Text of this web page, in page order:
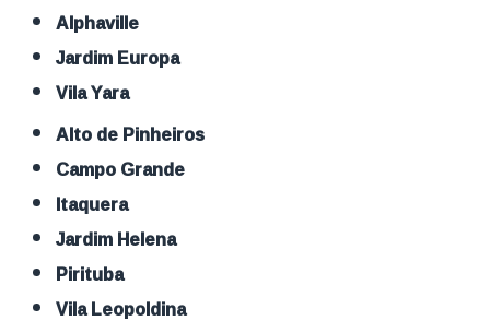
Alphaville
Jardim Europa
Vila Yara
Alto de Pinheiros
Campo Grande
Itaquera
Jardim Helena
Pirituba
Vila Leopoldina